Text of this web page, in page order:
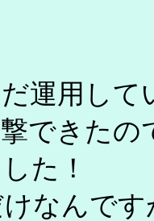
運用し
できた
た！
なんです